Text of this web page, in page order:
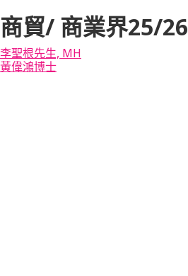
商貿/ 商業界25/26
李聖根先生, MH
黃偉鴻博士